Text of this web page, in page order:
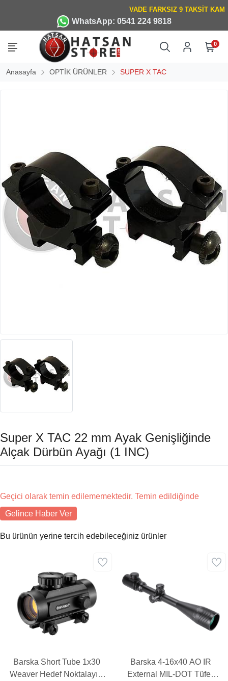
WhatsApp: 0541 224 9818
0
Anasayfa OPTİK ÜRÜNLER SUPER X TAC
Super X TAC 22 mm Ayak Genişliğinde
Alçak Dürbün Ayağı (1 INC)
Geçici olarak temin edilememektedir. Temin edildiğinde
Gelince Haber Ver
Bu ürünün yerine tercih edebileceğiniz ürünler
Barska Short Tube 1x30
Weaver Hedef Noktalayıcı
Barska 4-16x40 AO IR
External MIL-DOT Tüfek